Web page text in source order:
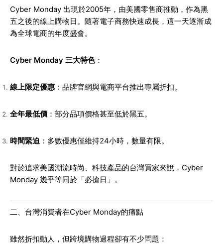
Cyber Monday 出現於2005年，由美國零售商推動，作為黑
五之後的線上購物日。隨著電子商務快速成長，這一天逐漸成
為全球電商的年度盛會。
Cyber Monday 三大特色：
線上限定優惠 ：品牌官網與電商平台推出專屬折扣。
全年最低價 ：部分品項價格甚至低於黑五。
時間緊迫 ：多數優惠僅維持24小時，數量有限。
對於追求美國潮流時尚、科技產品的台灣買家來說，Cyber
Monday 幾乎等同於「必搶日」。
二、台灣消費者在Cyber Monday的痛點
雖然折扣動人，但跨境購物過程卻有不少問題：